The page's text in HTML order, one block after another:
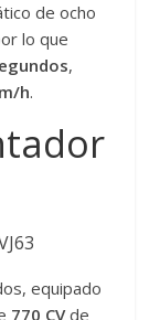
de ocho
lo que
,
h.
equipado
770 CVde